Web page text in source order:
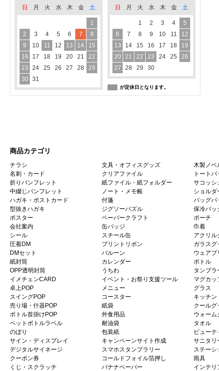
日 月 火 水 木 金 土
1
2
3 4 5 6 7
8
9
10 11 12 13 14
15
16
17 18 19 20 21
22
23
24 25 26 27 28
29
30
31
日 月 火 水 木 金 土
1 2 3 4
5
6
7 8 9 10 11
12
13
14 15 16 17 18
19
20
21 22 23 24 25
26
27
28 29 30
が定休日となります。
商品カテゴリ
チラシ
名刺・カード
折りパンフレット
中綴じパンフレット
ハガキ・ポストカード
型抜きハガキ
ポスター
会社案内
シール
圧着DM
DMセット
紙封筒
OPP透明封筒
イメチェンCARD
卓上POP
スイングPOP
売り場・什器POP
ボトル首掛けPOP
ペットボトルラベル
のぼり
サイン・ディスプレイ
デジタルサイネージ
クーポン券
くじ・スクラッチ
文具・オフィスグッズ
クリアファイル
紙ファイル・紙フォルダー
ノート・メモ帳
付箋
ジグソーパズル
ペーパークラフト
缶バッジ
スチール缶
プリントリボン
バルーン
カレンダー
うちわ
イベント・お祭り支援ツール
メニュー
コースター
紙袋
外食用品
耐油袋
包装紙
キャンペーンサイト作成
スマホスタンプラリー
コールドフォイル箔押し
バナナペーパー
木製ノベ
トートバ
サコッシ
ショルダ
バッグパ
保冷バッ
ポーチ
巾着
アクリル
ガラスグ
ウェアプ
ボトル
タンブラ
マグカッ
グラス
キッチン
クールグ
ウォーム
タオル
ビューテ
サニタリ
ステーシ
雨具
インテリ